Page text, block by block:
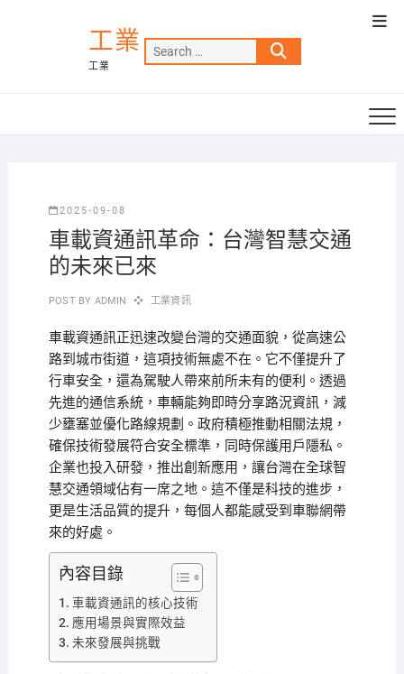
工業
工業
Search
…
2025-09-08
車載資通訊革命：台灣智慧交通
的未來已來
POST BY ADMIN 工業資訊
車載資通訊正迅速改變台灣的交通面貌，從高速公
路到城市街道，這項技術無處不在。它不僅提升了
行車安全，還為駕駛人帶來前所未有的便利。透過
先進的通信系統，車輛能夠即時分享路況資訊，減
少壅塞並優化路線規劃。政府積極推動相關法規，
確保技術發展符合安全標準，同時保護用戶隱私。
企業也投入研發，推出創新應用，讓台灣在全球智
慧交通領域佔有一席之地。這不僅是科技的進步，
更是生活品質的提升，每個人都能感受到車聯網帶
來的好處。
內容目錄
車載資通訊的核心技術
應用場景與實際效益
未來發展與挑戰